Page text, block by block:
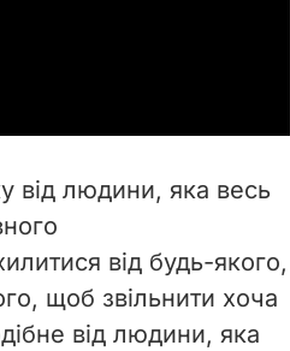
від людини, яка весь
від будь-якого,
щоб звільнити хоча
від людини, яка